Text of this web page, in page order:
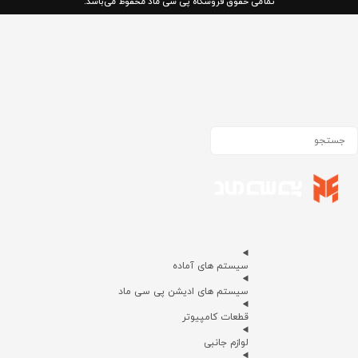
سیستم های آماده
سیستم های ادیشن پی سی ماد
قطعات کامپیوتر
لوازم جانبی